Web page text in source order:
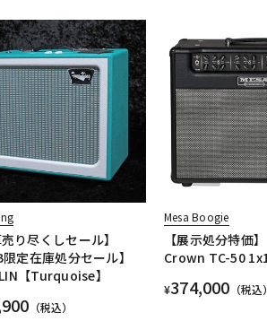
売り尽くしセール】
限定在庫処分セール】
【Turquoise】
（税込）
Mesa Boogie
【展示処分特価
Crown TC-50
¥374,000 （税込）